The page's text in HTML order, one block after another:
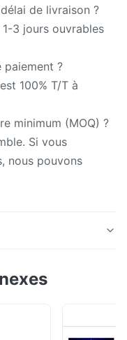
de livraison ?
3 jours ouvrables
paiement ?
100% T/T à
minimum (MOQ) ?
Si vous
nous pouvons
0.1gu avec